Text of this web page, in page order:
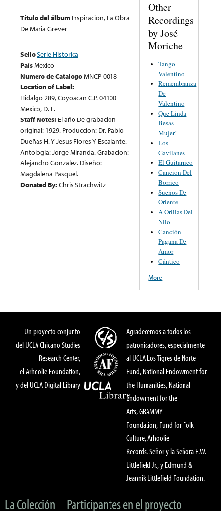
Título del álbum Inspiracion, La Obra
De Maria Grever
SelloSerie Historica
PaísMexico
Numero de CatalogoMNCP-0018
Location of Label:
Hidalgo 289, Coyoacan C.P. 04100
Mexico, D. F.
Staff Notes: El año De grabacion
original: 1929. Produccion: Dr. Pablo
Dueñas H. Y Jesus Flores Y Escalante.
Antologia: Jorge Miranda. Grabacion:
Alejandro Gonzalez. Diseño:
Magdalena Pasquel.
Donated By:Chris Strachwitz
Other
Recordings
by José
Moriche
Tango
Valentino
Remembranza
De
Valentino
Que Linda
Besas
Mujer!
Los
Gavilanes
El Guitarrico
Cancion Del
Borrico
Sueños De
Oriente
A Orillas Del
Nilo
Canción
Pagana De
Amor
Cántico
More
Un proyecto conjunto
del UCLA Chicano Studies
Research Center,
el Arhoolie Foundation,
y del UCLA Digital Library
Agradecemos a todos los
patronicadores, especialmente
al UCLA Los Tigres de Norte
Fund, National Endowment for
the Humanities, National
Endowment for the
Arts, GRAMMY
Foundation, Fund for Folk
Culture, Arhoolie
Records, Señor y la Señora E.W.
Littlefield Jr., y Edmund &
Jeannik Littlefield Foundation.
La Colección
Participantes en el proyecto